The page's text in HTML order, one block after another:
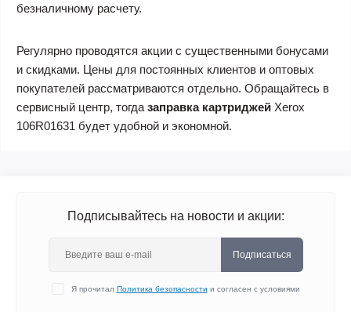
безналичному расчету.
Регулярно проводятся акции с существенными бонусами
и скидками. Цены для постоянных клиентов и оптовых
покупателей рассматриваются отдельно. Обращайтесь в
сервисный центр, тогда заправка картриджей Xerox
106R01631 будет удобной и экономной.
Подписывайтесь на новости и акции:
Подписаться
Я прочитал Политика безопасности и согласен с условиями